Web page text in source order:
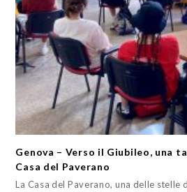
Genova – Verso il Giubileo, una
Casa del Paverano
La Casa del Paverano, una delle stelle